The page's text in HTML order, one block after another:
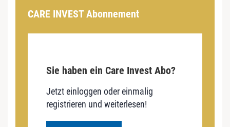
CARE INVEST Abonnement
Sie haben ein Care Invest Abo?
Jetzt einloggen oder einmalig
registrieren und weiterlesen!